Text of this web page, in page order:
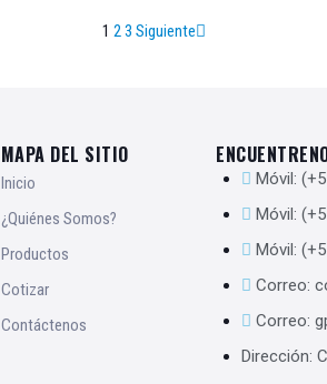
1 23 Siguiente
MAPA DEL SITIO
Inicio
¿Quiénes Somos?
Productos
Cotizar
Contáctenos
Móvil:
Móvil:
Móvil:
Correo:
Correo:
Dirección: